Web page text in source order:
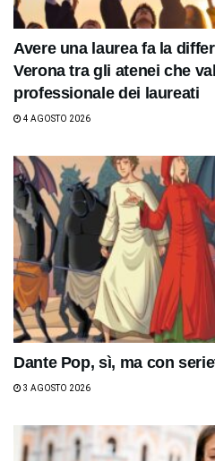
Avere una laurea fa la
Verona tra gli atenei che
professionale dei laureati
4 AGOSTO 2026
Dante Pop, sì, ma con
3 AGOSTO 2026